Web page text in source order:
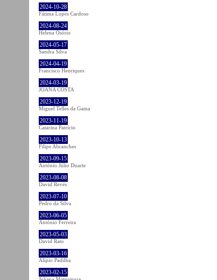
2024-10-28
Fátima Lopes Cardoso
2024-08-24
Helena Osório
2024-05-17
Sandra Silva
2024-04-19
Francisco Henriques
2024-03-19
JOANA COSTA
2023-12-19
Miguel Telles da Gama
2023-11-19
Catarina Patrício
2023-10-13
Filipe Abranches
2023-09-15
António Júlio Duarte
2023-08-08
David Revés
2023-07-10
Pedro da Silva
2023-06-05
António Ferreira
2023-05-03
David Rato
2023-03-16
Alípio Padilha
2023-02-15